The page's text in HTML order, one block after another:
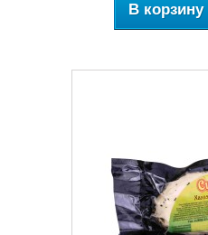
В корзину